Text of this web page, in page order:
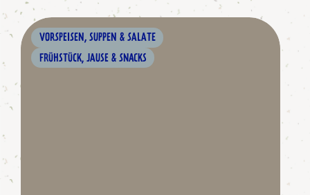
VORSPEISEN, SUPPEN & SALATE
FRÜHSTÜCK, JAUSE & SNACKS